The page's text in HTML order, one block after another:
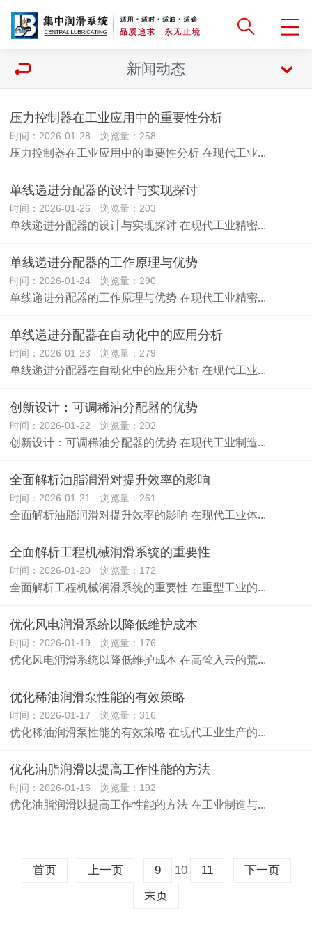
新闻动态
压力控制器在工业应用中的重要性分析
时间：2026-01-28 浏览量：258
压力控制器在工业应用中的重要性分析 在现代工业...
单线递进分配器的设计与实现探讨
时间：2026-01-26 浏览量：203
单线递进分配器的设计与实现探讨 在现代工业精密...
单线递进分配器的工作原理与优势
时间：2026-01-24 浏览量：290
单线递进分配器的工作原理与优势 在现代工业精密...
单线递进分配器在自动化中的应用分析
时间：2026-01-23 浏览量：279
单线递进分配器在自动化中的应用分析 在现代工业...
创新设计：可调稀油分配器的优势
时间：2026-01-22 浏览量：202
创新设计：可调稀油分配器的优势 在现代工业制造...
全面解析油脂润滑对提升效率的影响
时间：2026-01-21 浏览量：261
全面解析油脂润滑对提升效率的影响 在现代工业体...
全面解析工程机械润滑系统的重要性
时间：2026-01-20 浏览量：172
全面解析工程机械润滑系统的重要性 在重型工业的...
优化风电润滑系统以降低维护成本
时间：2026-01-19 浏览量：176
优化风电润滑系统以降低维护成本 在高耸入云的荒...
优化稀油润滑泵性能的有效策略
时间：2026-01-17 浏览量：316
优化稀油润滑泵性能的有效策略 在现代工业生产的...
优化油脂润滑以提高工作性能的方法
时间：2026-01-16 浏览量：192
优化油脂润滑以提高工作性能的方法 在工业制造与...
首页 上一页 9 10 11
下一页
末页